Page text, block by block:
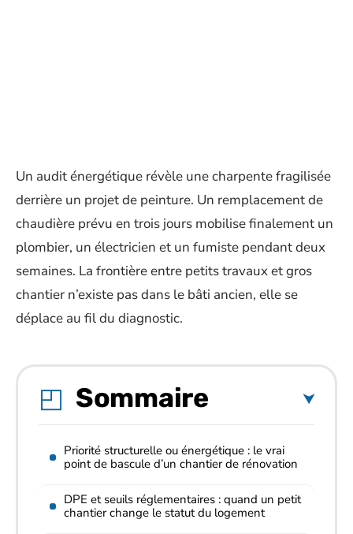
Un audit énergétique révèle une charpente fragilisée
derrière un projet de peinture. Un remplacement de
chaudière prévu en trois jours mobilise finalement un
plombier, un électricien et un fumiste pendant deux
semaines. La frontière entre petits travaux et gros
chantier n’existe pas dans le bâti ancien, elle se
déplace au fil du diagnostic.
Sommaire
Priorité structurelle ou énergétique : le vrai
point de bascule d’un chantier de rénovation
DPE et seuils réglementaires : quand un petit
chantier change le statut du logement